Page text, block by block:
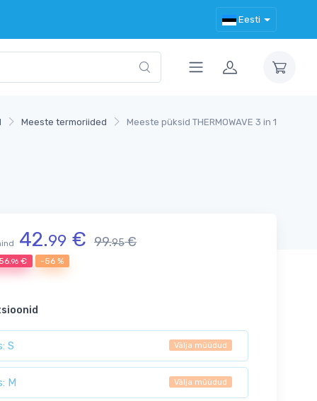
Eesti
Meeste termoriided Meeste püksid THERMOWAVE 3 in 1
42.99 € 99.95€
96 € -56 %
S Välja müüdud
M Välja müüdud